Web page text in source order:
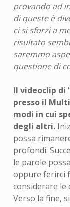
provando ad
di queste è
ci si sforzi a
risultato
saremmo
questione di
Il videoclip di
presso il
modi in cui
degli altri.
possa
profondi.
le parole
oppure ferirci
considerare le
Verso la fine,